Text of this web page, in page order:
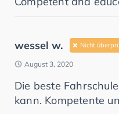
wessel w. Nicht
August 3, 2020
Die beste
kann. Kompetente